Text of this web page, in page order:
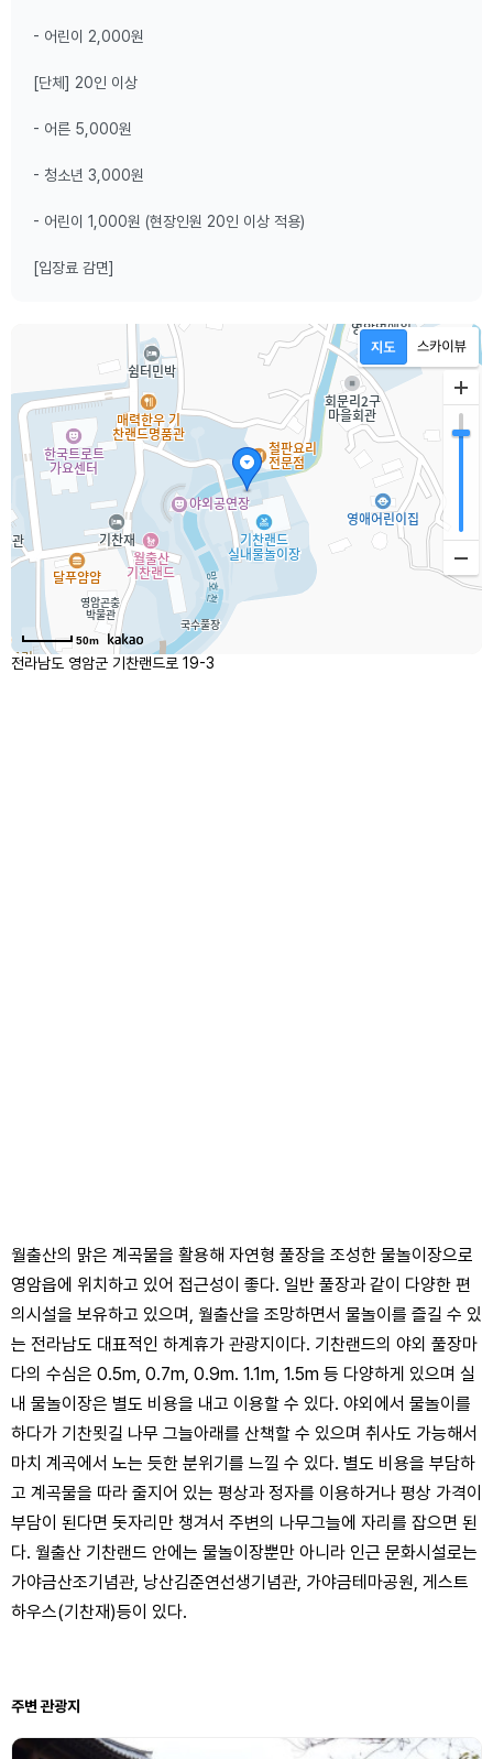
- 어린이 2,000원
[단체] 20인 이상
- 어른 5,000원
- 청소년 3,000원
- 어린이 1,000원 (현장인원 20인 이상 적용)
[입장료 감면]
50m
전라남도 영암군 기찬랜드로 19-3
월출산의 맑은 계곡물을 활용해 자연형 풀장을 조성한 물놀이장으로
영암읍에 위치하고 있어 접근성이 좋다. 일반 풀장과 같이 다양한 편
의시설을 보유하고 있으며, 월출산을 조망하면서 물놀이를 즐길 수 있
는 전라남도 대표적인 하계휴가 관광지이다. 기찬랜드의 야외 풀장마
다의 수심은 0.5m, 0.7m, 0.9m. 1.1m, 1.5m 등 다양하게 있으며 실
내 물놀이장은 별도 비용을 내고 이용할 수 있다. 야외에서 물놀이를
하다가 기찬묏길 나무 그늘아래를 산책할 수 있으며 취사도 가능해서
마치 계곡에서 노는 듯한 분위기를 느낄 수 있다. 별도 비용을 부담하
고 계곡물을 따라 줄지어 있는 평상과 정자를 이용하거나 평상 가격이
부담이 된다면 돗자리만 챙겨서 주변의 나무그늘에 자리를 잡으면 된
다. 월출산 기찬랜드 안에는 물놀이장뿐만 아니라 인근 문화시설로는
가야금산조기념관, 낭산김준연선생기념관, 가야금테마공원, 게스트
하우스(기찬재)등이 있다.
주변 관광지